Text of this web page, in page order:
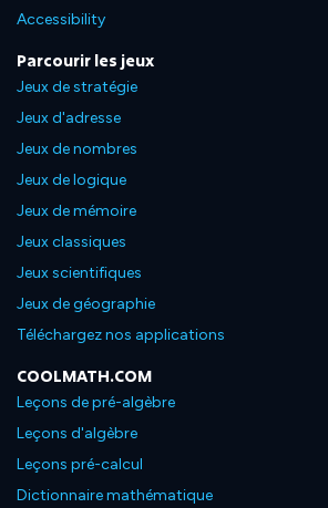
Accessibility
Parcourir les jeux
Jeux de stratégie
Jeux d'adresse
Jeux de nombres
Jeux de logique
Jeux de mémoire
Jeux classiques
Jeux scientifiques
Jeux de géographie
Téléchargez nos applications
COOLMATH.COM
Leçons de pré-algèbre
Leçons d'algèbre
Leçons pré-calcul
Dictionnaire mathématique